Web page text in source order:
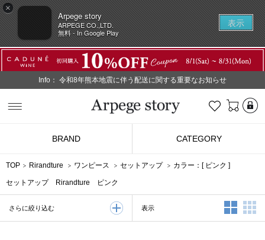
×
Arpege story
ARPEGE CO.,LTD.
無料 - In Google Play
表示
Info： 令和8年熊本地震に伴う配送に関する重要なお知らせ
お気に入り
BRAND CATEGORY
TOP Rirandture ワンピース セットアップ カラー：[ ピンク ]
セットアップ Rirandture ピンク
さらに絞り込む 表示 2列表示